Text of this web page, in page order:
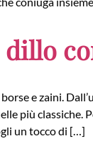
dillo
e zaini.
più classiche.
un tocco di […]